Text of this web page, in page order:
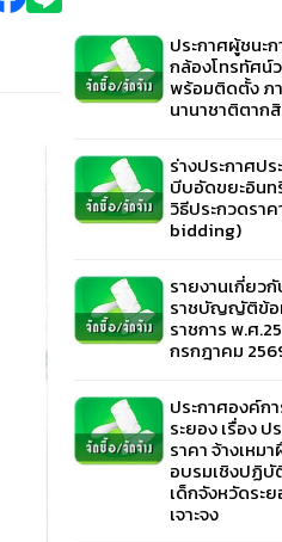
ประกาศผู้ชนะ
กล้องโทรทัศน์
พร้อมติดตั้ง ภ
นานาชาติตาก
ร่างประกาศป
บีบอัดขยะอิน
วิธีประกวดรา
bidding)
รายงานเกี่ยว
ราชบัญญัติข้อ
ราชการ พ.ศ
กรกฎาคม
ประกาศองค์ก
ระยอง เรื่อง ป
ราคา จ้างเหม
อบรมเชิงปฏิบั
เด็กจังหวัดระ
เจาะจง